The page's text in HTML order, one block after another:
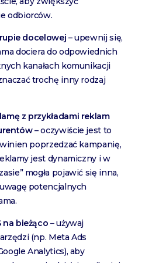
odbiorców.
docelowej – upewnij się,
dociera do odpowiednich
kanałach komunikacji
trochę inny rodzaj
z przykładami reklam
– oczywiście jest to
poprzedzać kampanię,
jest dynamiczny i w
mogła pojawić się inna,
potencjalnych
na bieżąco – używaj
(np. Meta Ads
Analytics), aby